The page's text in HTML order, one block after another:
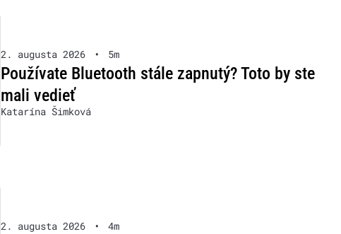
2. augusta 2026 • 5m
Používate Bluetooth stále zapnutý? Toto by ste
mali vedieť
Katarína Šimková
2. augusta 2026 • 4m